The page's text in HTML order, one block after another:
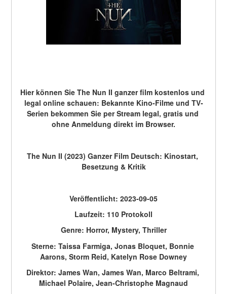
Hier können Sie The Nun II ganzer film kostenlos und
legal online schauen: Bekannte Kino-Filme und TV-
Serien bekommen Sie per Stream legal, gratis und
ohne Anmeldung direkt im Browser.
The Nun II (2023) Ganzer Film Deutsch: Kinostart,
Besetzung & Kritik
Veröffentlicht: 2023-09-05
Laufzeit: 110 Protokoll
Genre: Horror, Mystery, Thriller
Sterne: Taissa Farmiga, Jonas Bloquet, Bonnie
Aarons, Storm Reid, Katelyn Rose Downey
Direktor: James Wan, James Wan, Marco Beltrami,
Michael Polaire, Jean-Christophe Magnaud